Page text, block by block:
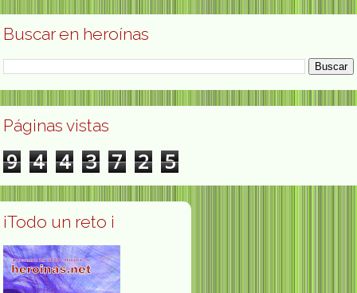
Buscar en heroínas
Páginas vistas
9 4 4 3 7 2 5
¡Todo un reto ¡